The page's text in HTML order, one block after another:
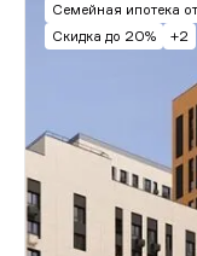
Семейная ипотека
Скидка до 20%
+2